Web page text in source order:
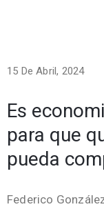
15 De Abril, 2024
Es
para que
pueda
Federico